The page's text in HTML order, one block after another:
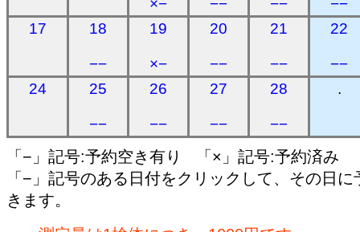
×− −− −−
−−
17
18
−−
19
×−
20
−−
21
−−
22
−−
24
25
−−
26
−−
27
−−
28
−−
.
「−」記号:予約空き有り 「×」記号:予約済み
「−」記号のある日付をクリックして、その日に
きます。